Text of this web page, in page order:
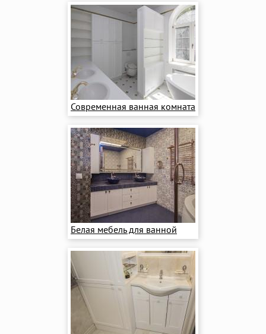
Современная ванная комната
Белая мебель для ванной